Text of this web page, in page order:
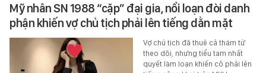
Mỹ nhân SN 1988 “cặp” đại gia, nổi loạn đòi danh
phận khiến vợ chủ tịch phải lên tiếng dằn mặt
Vợ chủ tịch đã thuê cả thám tử
theo dõi, nhưng tiểu tam nhất
quyết làm loạn khiến cô phải lên